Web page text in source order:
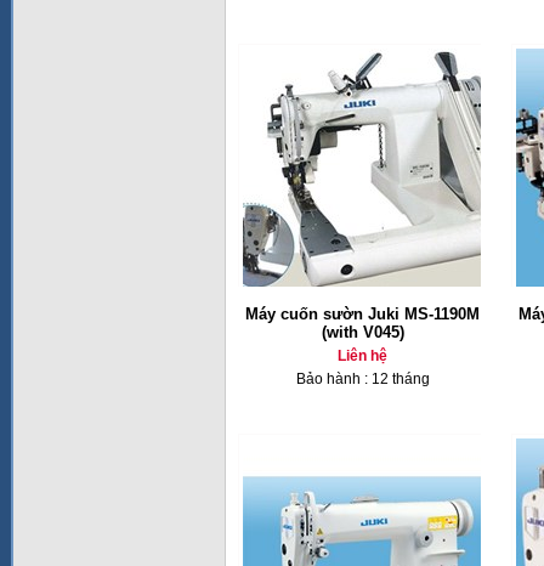
Máy cuốn sườn Juki MS-1190M
(with V045)
Liên hệ
Bảo hành : 12 tháng